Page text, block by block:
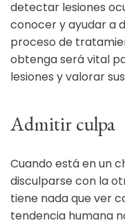
detectar lesiones
conocer y ayudar a
proceso de
obtenga será vital
lesiones y valorar
Admitir culpa
Cuando está en un
disculparse con la
tiene nada que ver
tendencia humana